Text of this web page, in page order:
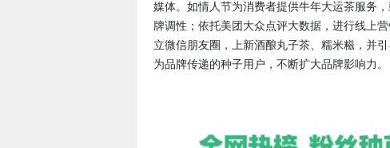
媒体。如情人节为消费者提供牛年大运茶服务
牌调性；依托美团大众点评大数据，进行线上
立微信朋友圈，上新酒酿丸子茶、糯米糍，并
为品牌传递的种子用户，不断扩大品牌影响力。